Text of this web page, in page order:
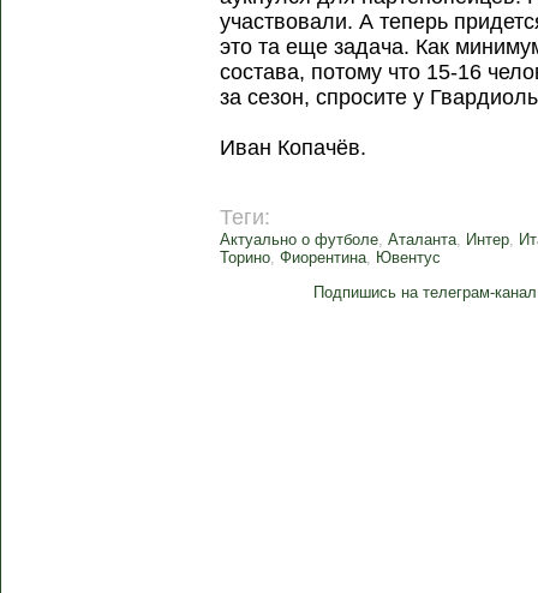
участвовали. А теперь
это та еще задача. Как
состава, потому что 15-16
за сезон, спросите у
Иван Копачёв.
Теги:
Актуально о футболе,Аталанта, Интер,
Торино,Фиорентина, Ювентус
Подпишись на телеграм-